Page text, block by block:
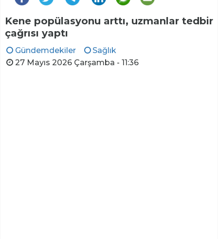
Kene popülasyonu arttı, uzmanlar tedbir
çağrısı yaptı
Gündemdekiler
Sağlık
27 Mayıs 2026 Çarşamba - 11:36